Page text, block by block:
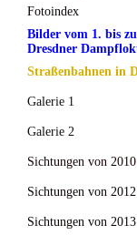
Fotoindex
Bilder vom 1. bis
Dresdner
Straßenbahnen in
Galerie 1
Galerie 2
Sichtungen von 2010
Sichtungen von 2012
Sichtungen von 2013